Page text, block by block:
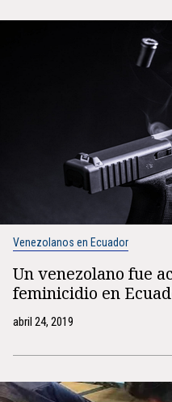
Venezolanos en Ecuador
Un venezolano fue
feminicidio en
abril 24, 2019